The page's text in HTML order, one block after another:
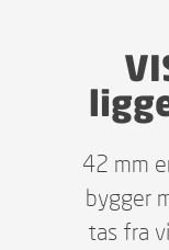
42 mm
bygger
tas fra